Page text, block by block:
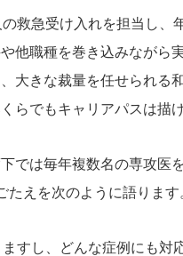
救急受け入れを担当し、
他職種を巻き込みながら
大きな裁量を任せられる
らでもキャリアパスは描
では毎年複数名の専攻医
えを次のように語ります
すし、どんな症例にも対